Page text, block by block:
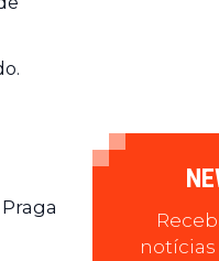
notícias